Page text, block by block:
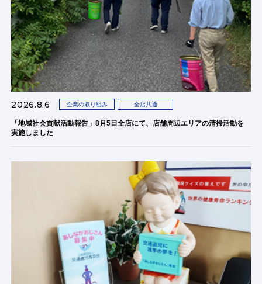
2026.8.6 企業の取り組み 全店共通
「地域社会貢献活動報告」8月5日全店にて、店舗周辺エリアの清掃活動を
実施しました